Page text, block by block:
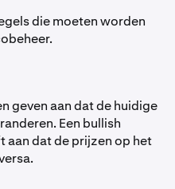
die moeten worden
geven aan dat de huidige
Een bullish
dat de prijzen op het